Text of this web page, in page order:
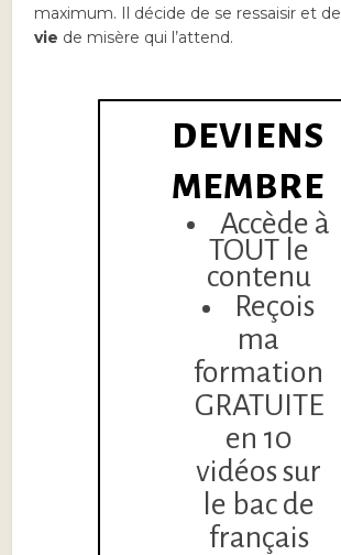
maximum. Il décide de se ressaisir et de
vie de misère qui l’attend.
DEVIENS
MEMBRE
Accède à
TOUT le
contenu
Reçois
ma
formation
GRATUITE
en 10
vidéos sur
le bac de
français